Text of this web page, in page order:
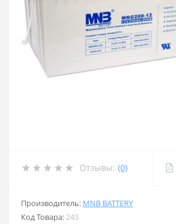
Отзывы: (0)
Производитель: MNB BATTERY
Код Товара: 243